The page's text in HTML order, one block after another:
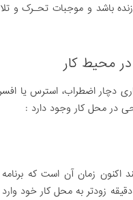
باشد و موجبات تحـرک و
محیط کار
دچار اضطراب، استرس یا
در محل کار وجود دارد :
اکنون زمان آن است که
زودتر به محل کار خود وارد